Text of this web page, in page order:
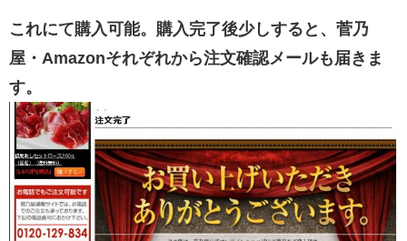
これにて購入可能。購入完了後少しすると、菅乃
屋・Amazonそれぞれから注文確認メールも届きま
す。